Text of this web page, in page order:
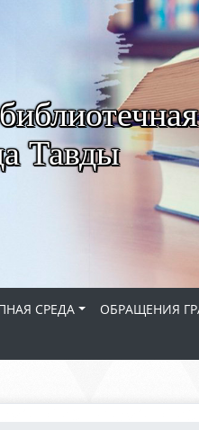
Тавды
СРЕДА ОБРАЩЕНИЯ